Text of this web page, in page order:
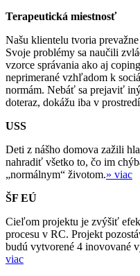
Terapeutická miestnosť
Našu klientelu tvoria
Svoje problémy sa naučili
vzorce správania ako aj
neprimerané vzhľadom k
normám. Nebáť sa prejaviť
doteraz, dokážu iba v
USS
Deti z nášho domova zažili
nahradiť všetko to, čo im
„normálnym“ životom.» viac
ŠF EÚ
Cieľom projektu je zvýšiť
procesu v RC. Projekt
budú vytvorené 4 inovované
viac